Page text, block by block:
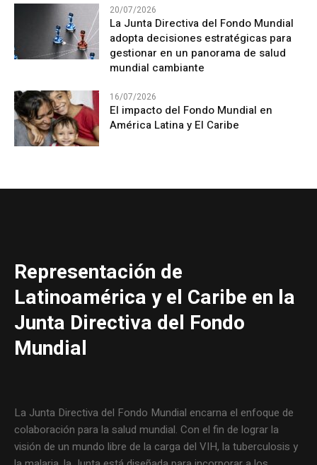
20/07/2026
La Junta Directiva del Fondo Mundial
adopta decisiones estratégicas para
gestionar en un panorama de salud
mundial cambiante
16/07/2026
El impacto del Fondo Mundial en
América Latina y El Caribe
Representación de
Latinoamérica y el Caribe en la
Junta Directiva del Fondo
Mundial
La Junta Directiva del Fondo Mundial encarna el enfoque de
colaboración para la salud mundial. Con el fin de lograr la
visión de un mundo libre de la carga del VIH, la tuberculosis y